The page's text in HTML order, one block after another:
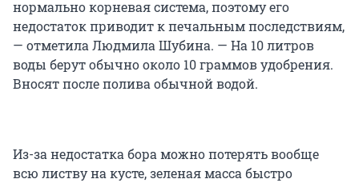
нормально корневая система, поэтому его
недостаток приводит к печальным последствиям,
— отметила Людмила Шубина. — На 10 литров
воды берут обычно около 10 граммов удобрения.
Вносят после полива обычной водой.
Из-за недостатка бора можно потерять вообще
всю листву на кусте, зеленая масса быстро